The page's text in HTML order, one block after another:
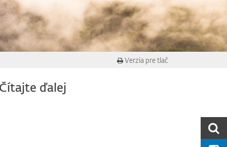
Verzia pre tlač
ďalej